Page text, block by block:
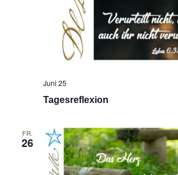
Tagesreflexion
Juni 25
FR.
26